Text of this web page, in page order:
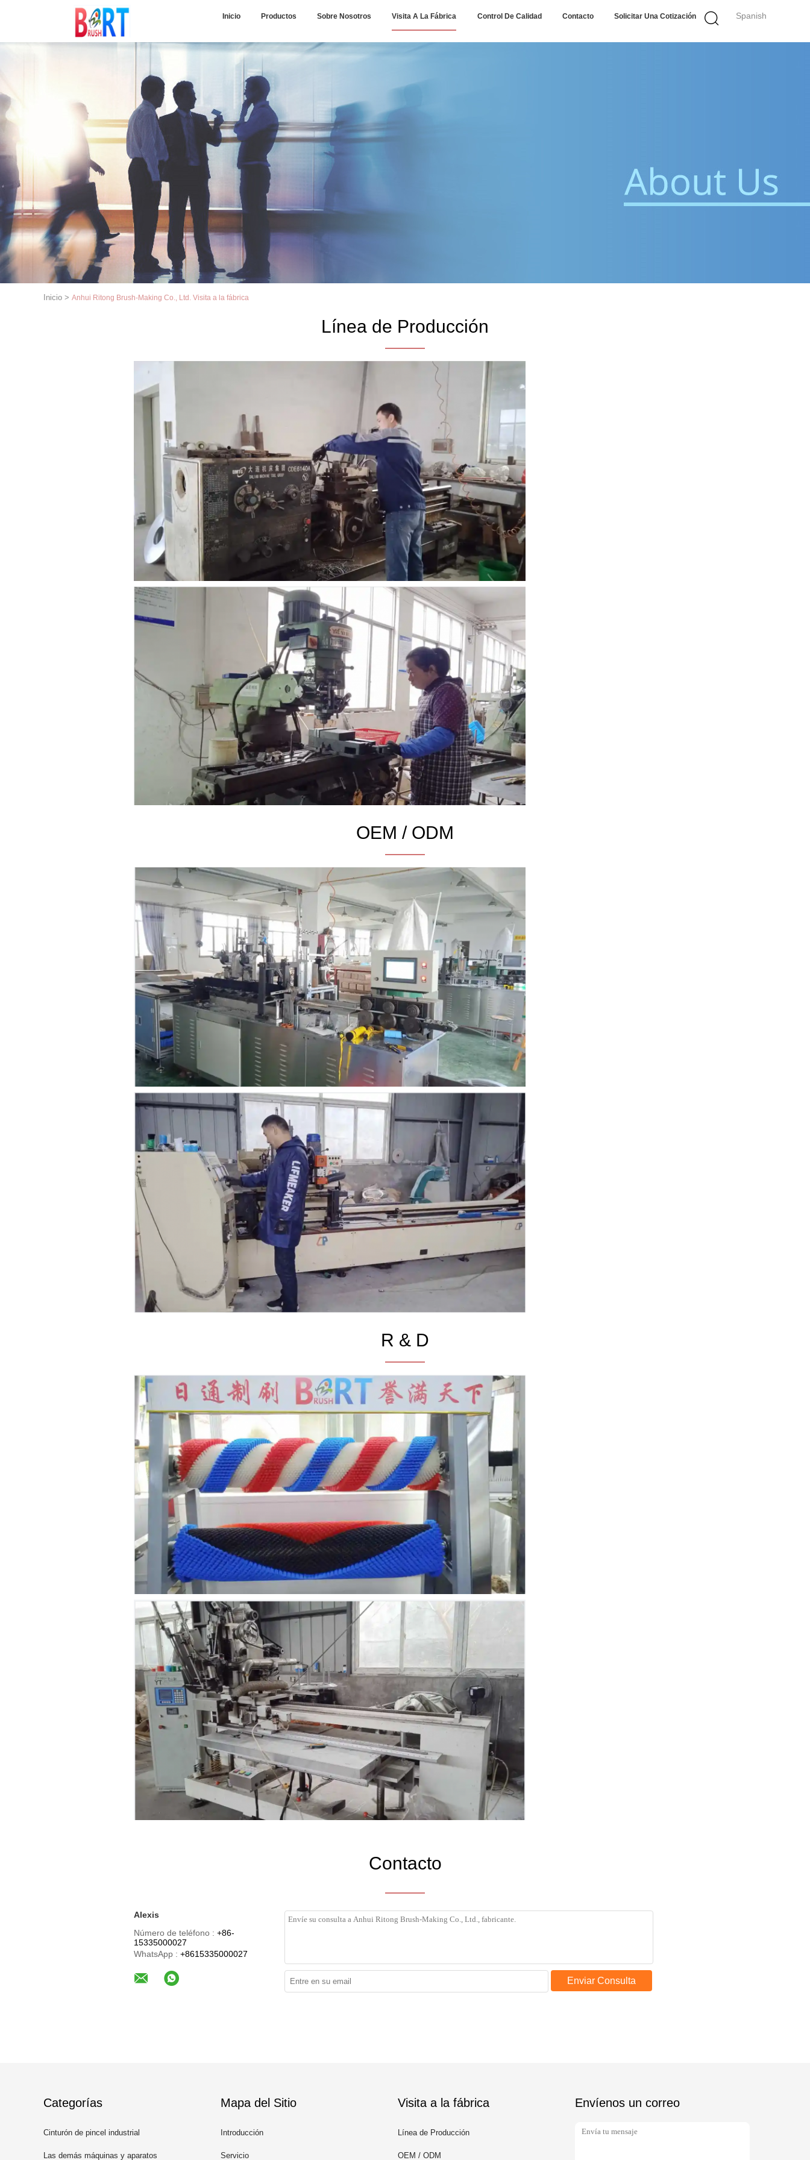
Spanish
Inicio Productos Sobre Nosotros Visita A La Fábrica Control De Calidad Contacto Solicitar Una Cotización
Inicio > Anhui Ritong Brush-Making Co., Ltd. Visita a la fábrica
Línea de Producción
OEM / ODM
R & D
Contacto
Alexis
Número de teléfono : +86-
15335000027
WhatsApp : +8615335000027
Enviar Consulta
Categorías
Cinturón de pincel industrial
Las demás máquinas y aparatos
Mapa del Sitio
Introducción
Servicio
Visita a la fábrica
Línea de Producción
OEM / ODM
Envíenos un correo